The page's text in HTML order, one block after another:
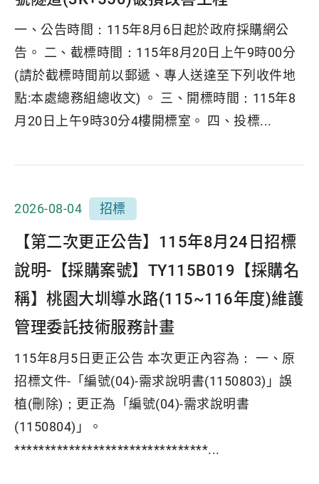
一、公告時間：115年8月6日起於政府採購網公
告。 二、截標時間：115年8月20日上午9時00分
(請於截標時間前以郵遞、專人送達至下列收件地
點:本處總務組總收文) 。 三、開標時間：115年8
月20日上午9時30分4樓開標室。 四、投標...
2026-08-04 招標
【第二次更正公告】115年8月24日招標
說明-【採購案號】TY115B019【採購名
稱】桃園大圳導水路(115~116年度)維護
管理委託技術服務計畫
115年8月5日更正公告 本次更正內容為： 一、原
招標文件-「編號(04)-需求說明書(1150803)」誤
植(刪除)；更正為「編號(04)-需求說明書
(1150804)」。
********************************...